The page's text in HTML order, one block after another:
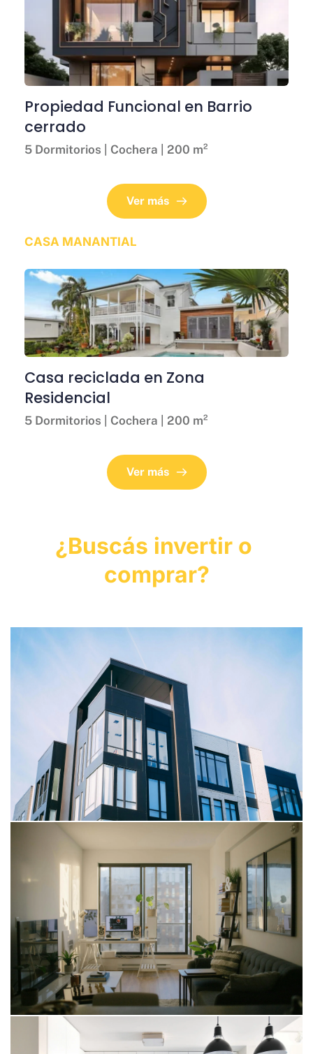
Propiedad Funcional en Barrio
cerrado
5 Dormitorios | Cochera | 200 m²
Ver más
CASA MANANTIAL
Casa reciclada en Zona
Residencial
5 Dormitorios | Cochera | 200 m²
Ver más
¿Buscás invertir o
comprar?